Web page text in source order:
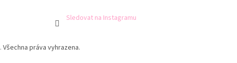
Sledovat na Instagramu
. Všechna práva vyhrazena.